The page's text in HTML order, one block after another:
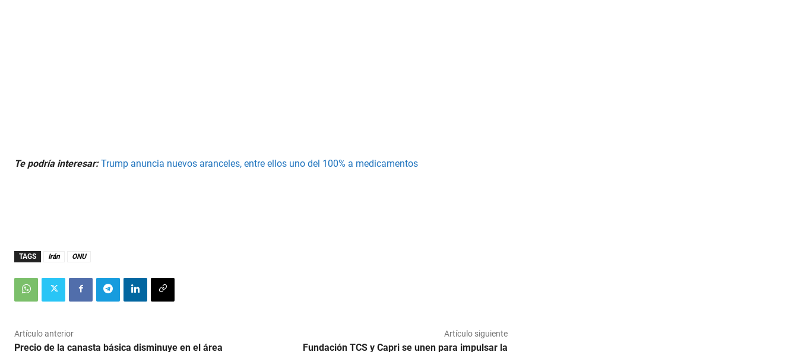
Te podría interesar: Trump anuncia nuevos aranceles, entre ellos uno del 100% a medicamentos
TAGS Irán ONU
Artículo anterior
Precio de la canasta básica disminuye en el área
Artículo siguiente
Fundación TCS y Capri se unen para impulsar la